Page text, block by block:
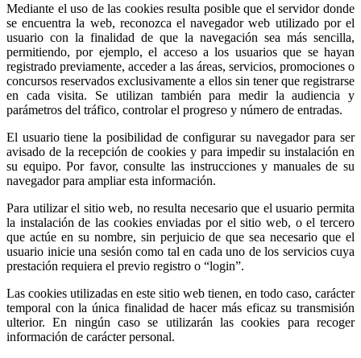
Mediante el uso de las cookies resulta posible que el servidor donde
se encuentra la web, reconozca el navegador web utilizado por el
usuario con la finalidad de que la navegación sea más sencilla,
permitiendo, por ejemplo, el acceso a los usuarios que se hayan
registrado previamente, acceder a las áreas, servicios, promociones o
concursos reservados exclusivamente a ellos sin tener que registrarse
en cada visita. Se utilizan también para medir la audiencia y
parámetros del tráfico, controlar el progreso y número de entradas.
El usuario tiene la posibilidad de configurar su navegador para ser
avisado de la recepción de cookies y para impedir su instalación en
su equipo. Por favor, consulte las instrucciones y manuales de su
navegador para ampliar esta información.
Para utilizar el sitio web, no resulta necesario que el usuario permita
la instalación de las cookies enviadas por el sitio web, o el tercero
que actúe en su nombre, sin perjuicio de que sea necesario que el
usuario inicie una sesión como tal en cada uno de los servicios cuya
prestación requiera el previo registro o “login”.
Las cookies utilizadas en este sitio web tienen, en todo caso, carácter
temporal con la única finalidad de hacer más eficaz su transmisión
ulterior. En ningún caso se utilizarán las cookies para recoger
información de carácter personal.